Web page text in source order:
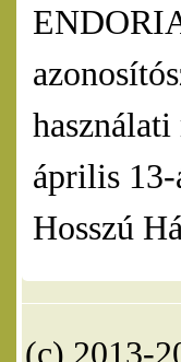
április 13-
Hosszú
(c) 2013-